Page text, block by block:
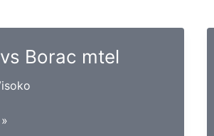
Borac mtel